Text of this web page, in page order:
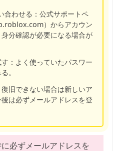
わせる： 公式サポートペ
）からアカウン
分確認が必要になる場合が
： よく使っていたパスワー
。
復旧できない場合は新しいア
は必ずメールアドレスを登
必ずメールアドレスを